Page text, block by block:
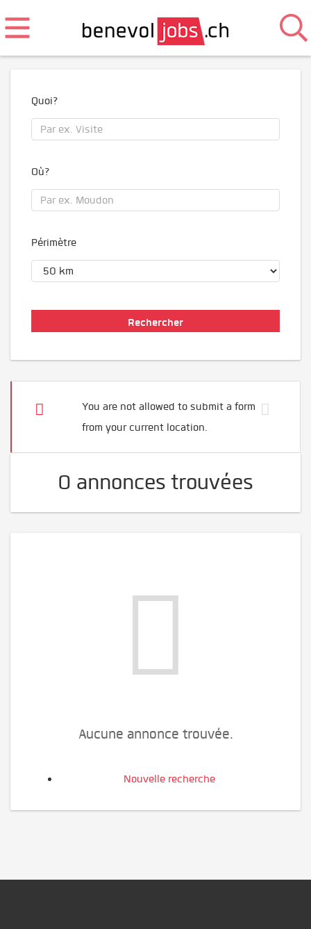
Quoi?
Où?
Périmètre
You are not allowed to submit a form
from your current location.
0 annonces trouvées
Aucune annonce trouvée.
Nouvelle recherche